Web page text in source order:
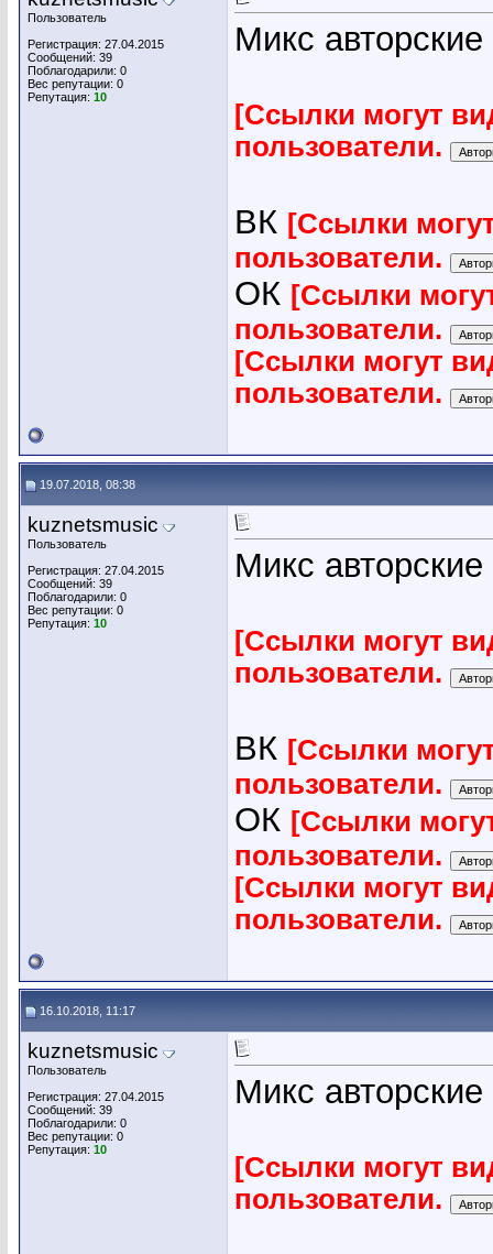
Пользователь
Регистрация: 27.04.2015
Сообщений: 39
Поблагодарили: 0
Вес репутации: 0
Репутация: 10
Микс
[Ссылки могут
пользователи.
ВК [Ссылки
пользователи.
ОК [Ссылки
пользователи.
[Ссылки могут
пользователи.
19.07.2018, 08:38
kuznetsmusic
Пользователь
Регистрация: 27.04.2015
Сообщений: 39
Поблагодарили: 0
Вес репутации: 0
Репутация: 10
Микс
[Ссылки могут
пользователи.
ВК [Ссылки
пользователи.
ОК [Ссылки
пользователи.
[Ссылки могут
пользователи.
16.10.2018, 11:17
kuznetsmusic
Пользователь
Регистрация: 27.04.2015
Сообщений: 39
Поблагодарили: 0
Вес репутации: 0
Репутация: 10
Микс
[Ссылки могут
пользователи.